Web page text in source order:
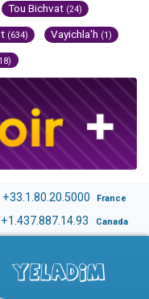
Tou Bichvat (24)
(634) Vayichla'h (1)
+33.1.80.20.5000 France
+1.437.887.14.93 Canada